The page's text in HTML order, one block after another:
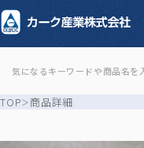
TOP 商品詳細